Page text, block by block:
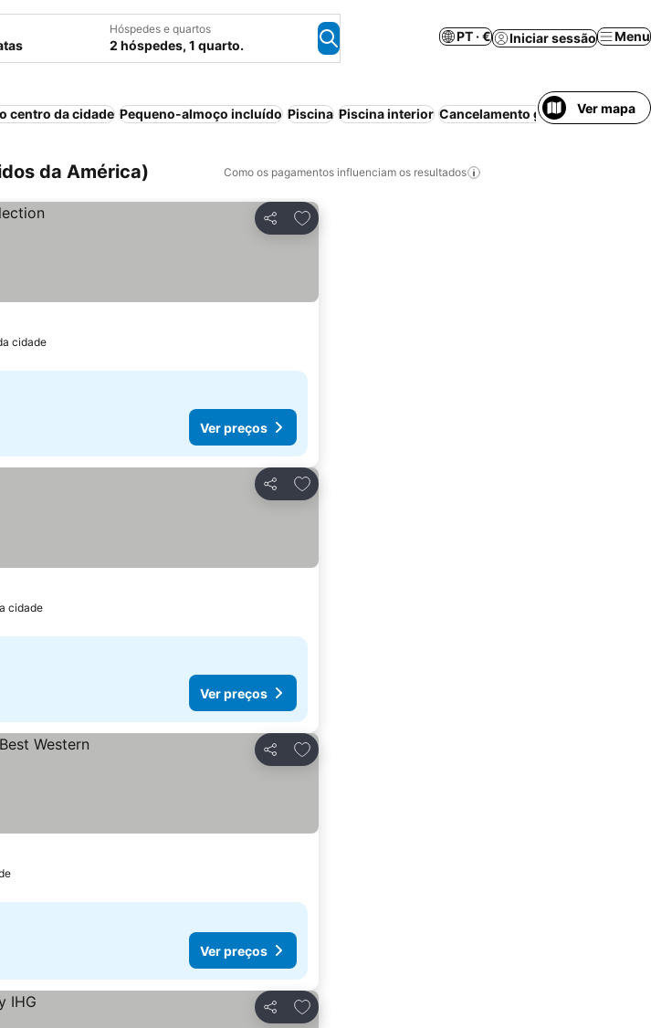
Hóspedes e quartos
2 hóspedes, 1 quarto.
PT · € Iniciar sessão Menu
centro da cidade Pequeno-almoço incluído Piscina Piscina interior Cancelamento gratuitoVer mapa
da América) Como os pagamentos influenciam os resultados
Partilhar
Adicionar aos favoritos
cidade
Ver preços
Partilhar
Adicionar aos favoritos
cidade
Ver preços
Partilhar
Adicionar aos favoritos
Ver preços
Partilhar
Adicionar aos favoritos